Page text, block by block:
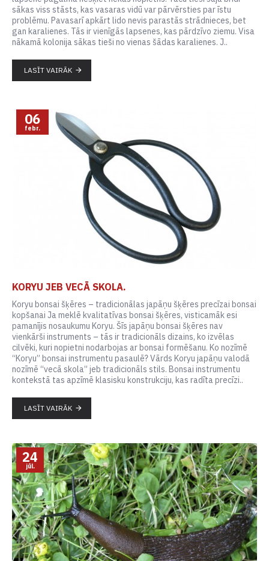
sākas viss stāsts, kas vasaras vidū var pārvērsties par īstu
problēmu. Pavasarī apkārt lido nevis parastās strādnieces, bet
gan karalienes. Tās ir vienīgās lapsenes, kas pārdzīvo ziemu. Visa
nākamā kolonija sākas tieši no vienas šādas karalienes. J..
LASĪT VAIRĀK
06
febr.
KORYU JEB VECĀ SKOLA.
Koryu bonsai šķēres – tradicionālas japāņu šķēres precīzai bonsai
kopšanai Ja meklē kvalitatīvas bonsai šķēres, visticamāk esi
pamanījis nosaukumu Koryu. Šīs japāņu bonsai šķēres nav
vienkārši instruments – tās ir tradicionāls dizains, ko izvēlas
cilvēki, kuri nopietni nodarbojas ar bonsai formēšanu. Ko nozīmē
“Koryu” bonsai instrumentu pasaulē? Vārds Koryu japāņu valodā
nozīmē “vecā skola” jeb tradicionāls stils. Bonsai instrumentu
kontekstā tas apzīmē klasisku konstrukciju, kas radīta precīzi..
LASĪT VAIRĀK
24
jūl.